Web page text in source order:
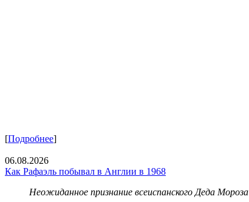
[Подробнее]
06.08.2026
Как Рафаэль побывал в Англии в 1968
Неожиданное признание всеиспанского Деда Мороза